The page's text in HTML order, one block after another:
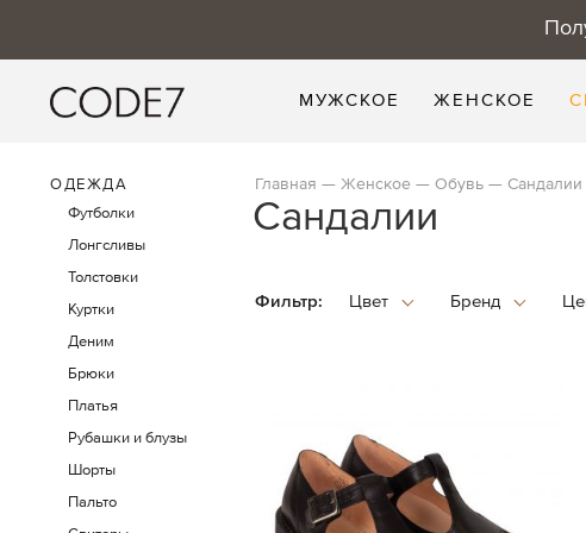
МУЖСКОЕ ЖЕНСКОЕ
Главная Женское Обувь Сандалии
Сандалии
ОДЕЖДА
Футболки
Лонгсливы
Толстовки
Куртки
Деним
Брюки
Платья
Рубашки и блузы
Шорты
Пальто
Фильтр: